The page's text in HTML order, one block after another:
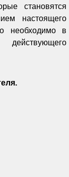
становятся
настоящего
необходимо в